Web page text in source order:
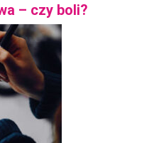
– czy boli?